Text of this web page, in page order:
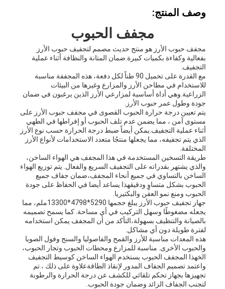
وصف المنتج:
مجفف الحبوب
مجفف حبوب الأرز هو منتج حديث مصمم لتجفيف حبوب الأرز
بفعالية وكفاءة بكميات كبيرة.ضمان المتانة والنظافة أثناء عملية
التجفيف.
مع القدرة على تحميل 90 طناً لكل دفعة، هذه المجففة مناسبة
للاستخدام في مطاحن الأرز والمزارع وغيرها من البيئات
الزراعية.وهي أداة أساسية لمزارعي الأرز الذين يرغبون في ضمان
جودة وطول عمر حبوب الأرز.
يتم تعيين درجة حرارة الحبوب القصوى في مجفف حبوب الأرز على
مستوى آمن ، مما يضمن عدم تلف الحبوب أو إفراطها في الطهي
أثناء عملية التجفيف.يمكن أيضاً ضبط درجة الحرارة حسب نوع الأرز
الذي يتم تجفيفه، مما يجعلها منتجًا متعدد الاستخدامات لأنواع الأرز
المختلفة.
طريقة التسخين المستخدمة في هذا المجفف هي الهواء الساخن،
والذي يشتهر بقدراته على التجفيف السريع والفعال. يتم توزيع الهواء
الساخن بالتساوي في جميع أنحاء المجفف،ضمان جفاف جميع
الحبوب بشكل متساوٍ ودقيقهذا يساعد أيضا في الحفاظ على جودة
الحبوب ومنع نمو العفن والبكتيريا.
جهاز تجفيف حبوب الأرز يبلغ حجمها 5290*4798*13300ملم، مما
يجعله مضغوطًا وسهل التركيب في أي مساحة. كما يسمح تصميمه
بالصيانة والتنظيف بسهولة،التأكد من أن المجفف يمكن استخدامه
لفترة طويلة دون أي مشاكل.
هذه المعدات مناسبة للأرز والقمح والفاصوليا والسنج وفول الصويا
والحبوب الأخرى. مناسبة للمزارع ومحطات الحبوب وتجار الحبوب،
الخهذا المجفف الحبوب يستخدم الهواء الساخن كوسيط التجفيف
واعتمد تصميم الجفاف المدور لإنقاذ الطاقةعلاوة على ذلك ، تم
تجهيزها بجهاز تحكم تلقائي للكشف عن درجة الحرارة والرطوبة
لتجنب الجفاف الزائد وضمان جودة الحبوب.